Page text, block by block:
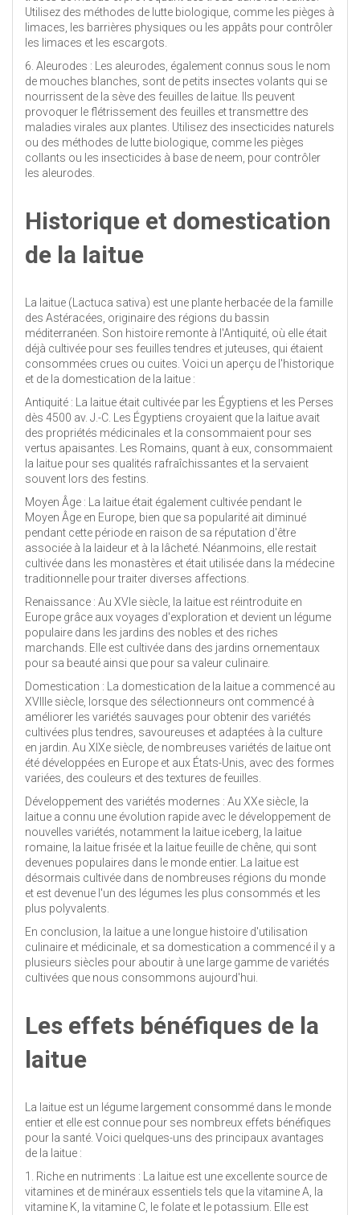
Utilisez des méthodes de lutte biologique, comme les pièges à
limaces, les barrières physiques ou les appâts pour contrôler
les limaces et les escargots.
6. Aleurodes : Les aleurodes, également connus sous le nom
de mouches blanches, sont de petits insectes volants qui se
nourrissent de la sève des feuilles de laitue. Ils peuvent
provoquer le flétrissement des feuilles et transmettre des
maladies virales aux plantes. Utilisez des insecticides naturels
ou des méthodes de lutte biologique, comme les pièges
collants ou les insecticides à base de neem, pour contrôler
les aleurodes.
Historique et domestication
de la laitue
La laitue (Lactuca sativa) est une plante herbacée de la famille
des Astéracées, originaire des régions du bassin
méditerranéen. Son histoire remonte à l'Antiquité, où elle était
déjà cultivée pour ses feuilles tendres et juteuses, qui étaient
consommées crues ou cuites. Voici un aperçu de l'historique
et de la domestication de la laitue :
Antiquité : La laitue était cultivée par les Égyptiens et les Perses
dès 4500 av. J.-C. Les Égyptiens croyaient que la laitue avait
des propriétés médicinales et la consommaient pour ses
vertus apaisantes. Les Romains, quant à eux, consommaient
la laitue pour ses qualités rafraîchissantes et la servaient
souvent lors des festins.
Moyen Âge : La laitue était également cultivée pendant le
Moyen Âge en Europe, bien que sa popularité ait diminué
pendant cette période en raison de sa réputation d'être
associée à la laideur et à la lâcheté. Néanmoins, elle restait
cultivée dans les monastères et était utilisée dans la médecine
traditionnelle pour traiter diverses affections.
Renaissance : Au XVIe siècle, la laitue est réintroduite en
Europe grâce aux voyages d'exploration et devient un légume
populaire dans les jardins des nobles et des riches
marchands. Elle est cultivée dans des jardins ornementaux
pour sa beauté ainsi que pour sa valeur culinaire.
Domestication : La domestication de la laitue a commencé au
XVIIIe siècle, lorsque des sélectionneurs ont commencé à
améliorer les variétés sauvages pour obtenir des variétés
cultivées plus tendres, savoureuses et adaptées à la culture
en jardin. Au XIXe siècle, de nombreuses variétés de laitue ont
été développées en Europe et aux États-Unis, avec des formes
variées, des couleurs et des textures de feuilles.
Développement des variétés modernes : Au XXe siècle, la
laitue a connu une évolution rapide avec le développement de
nouvelles variétés, notamment la laitue iceberg, la laitue
romaine, la laitue frisée et la laitue feuille de chêne, qui sont
devenues populaires dans le monde entier. La laitue est
désormais cultivée dans de nombreuses régions du monde
et est devenue l'un des légumes les plus consommés et les
plus polyvalents.
En conclusion, la laitue a une longue histoire d'utilisation
culinaire et médicinale, et sa domestication a commencé il y a
plusieurs siècles pour aboutir à une large gamme de variétés
cultivées que nous consommons aujourd'hui.
Les effets bénéfiques de la
laitue
La laitue est un légume largement consommé dans le monde
entier et elle est connue pour ses nombreux effets bénéfiques
pour la santé. Voici quelques-uns des principaux avantages
de la laitue :
1. Riche en nutriments : La laitue est une excellente source de
vitamines et de minéraux essentiels tels que la vitamine A, la
vitamine K, la vitamine C, le folate et le potassium. Elle est